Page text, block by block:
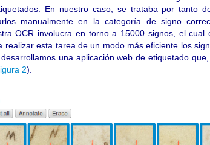
En nuestro caso, se trataba por tanto
manualmente en la categoría de signo
OCR involucra en torno a 15000 signos, el
realizar esta tarea de un modo más eficiente los
una aplicación web de etiquetado
2).